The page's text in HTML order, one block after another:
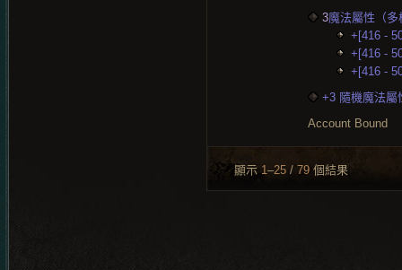
3魔法屬性（
+[416 -
+[416 -
+[416 -
+3 隨機魔法屬
Account Bound
顯示1–25 / 79 個結果